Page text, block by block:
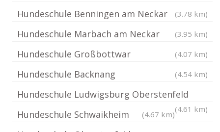
Hundeschule Benningen am Neckar (3.78 km)
Hundeschule Marbach am Neckar (3.95 km)
Hundeschule Großbottwar (4.07 km)
Hundeschule Backnang (4.54 km)
Hundeschule Ludwigsburg Oberstenfeld
(4.61 km)
Hundeschule Schwaikheim (4.67 km)